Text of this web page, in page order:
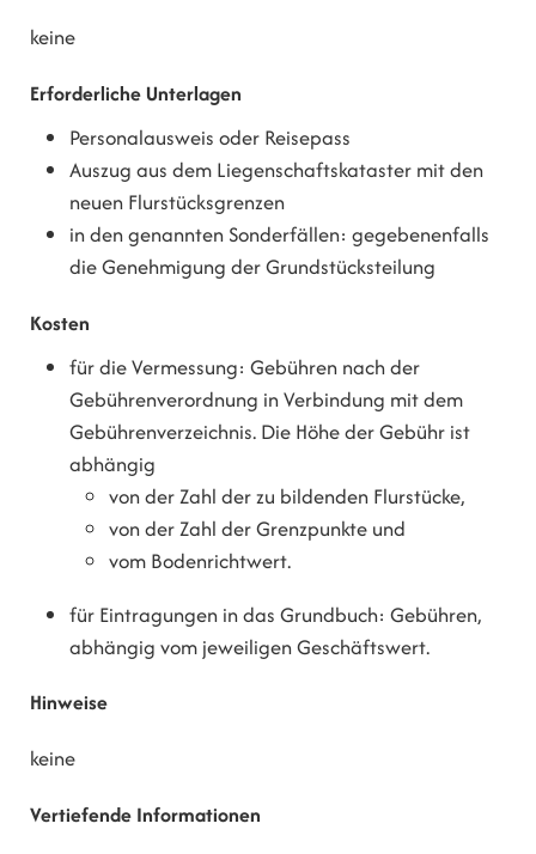
keine
Erforderliche Unterlagen
Personalausweis oder Reisepass
Auszug aus dem Liegenschaftskataster mit den
neuen Flurstücksgrenzen
in den genannten Sonderfällen: gegebenenfalls
die Genehmigung der Grundstücksteilung
Kosten
für die Vermessung: Gebühren nach der
Gebührenverordnung in Verbindung mit dem
Gebührenverzeichnis. Die Höhe der Gebühr ist
abhängig
von der Zahl der zu bildenden Flurstücke,
von der Zahl der Grenzpunkte und
vom Bodenrichtwert.
für Eintragungen in das Grundbuch: Gebühren,
abhängig vom jeweiligen Geschäftswert.
Hinweise
keine
Vertiefende Informationen